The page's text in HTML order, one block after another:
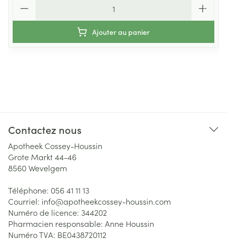
Ajouter au panier
Contactez nous
Apotheek Cossey-Houssin
Grote Markt 44-46
8560Wevelgem
Téléphone: 056 41 11 13
Courriel: info@apotheekcossey-houssin.com
Numéro de licence: 344202
Pharmacien responsable: Anne Houssin
Numéro TVA: BE0438720112